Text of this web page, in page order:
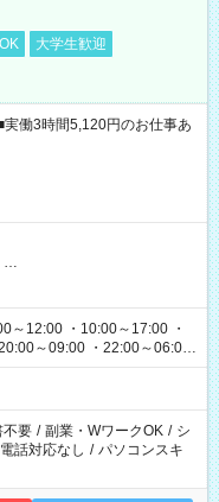
大学生歓迎
働3時間5,120円のお仕事あ
…
～12:00 ・10:00～17:00 ・
～09:00 ・22:00～06:00
不要 / 副業・WワークOK / シ
電話対応なし / パソコンスキ